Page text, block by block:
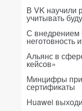
В VK научили
учитывать
С внедрением
неготовность
Альянс в
кейсов»
Минцифры
сертификаты
Huawei